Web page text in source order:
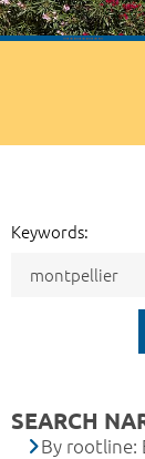
Keywords:
SEARCH
By rootline: